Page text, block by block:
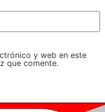
y web en este
que comente.